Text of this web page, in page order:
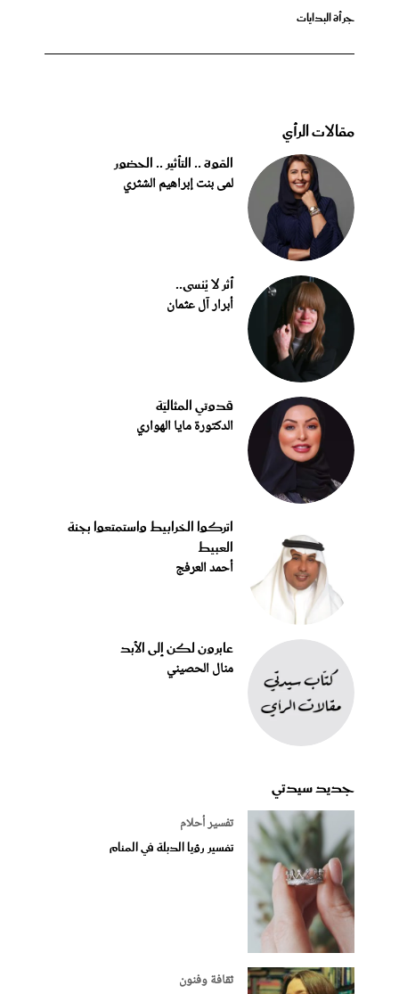
جرأة البدايات
مقالات الرأي
القوة .. التأثير .. الحضور
لمى بنت إبراهيم الشثري
أثر لا يُنسى..
أبرار آل عثمان
قدوتي المثاليّة
الدكتورة مايا الهواري
اتركوا الخرابيط واستمتعوا بجنة
العبيط
أحمد العرفج
عابرون لكن إلى الأبد
منال الحصيني
جديد سيدتي
تفسير أحلام
تفسير رؤيا الدبلة في المنام
ثقافة وفنون